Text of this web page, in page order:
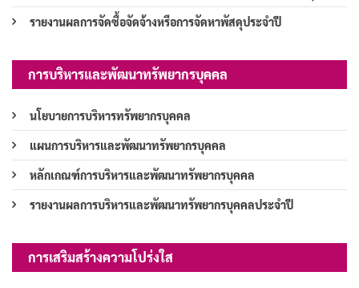
รายงานผลการจัดซื้อจัดจ้างหรือการจัดหาพัสดุประจำปี
การบริหารและพัฒนาทรัพยากรบุคคล
นโยบายการบริหารทรัพยากรบุคคล
แผนการบริหารและพัฒนาทรัพยากรบุคคล
หลักเกณฑ์การบริหารและพัฒนาทรัพยากรบุคคล
รายงานผลการบริหารและพัฒนาทรัพยากรบุคคลประจำปี
การเสริมสร้างความโปร่งใส